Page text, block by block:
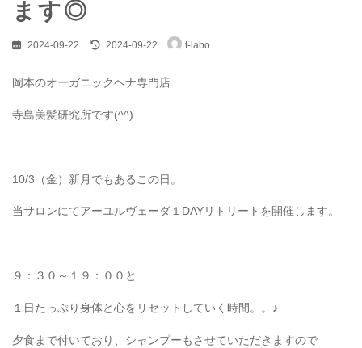
ます◎
2024-09-22
最
新
時
:
2024-09-22 t-labo
岡本のオーガニックヘナ専門店
寺島美髪研究所です(^^)
10/3（金）新月でもあるこの日。
当サロンにてアーユルヴェーダ１DAYリトリートを開催します。
９：３０～１９：００と
１日たっぷり身体と心をリセットしていく時間。。♪
夕食まで付いており、シャンプーもさせていただきますので